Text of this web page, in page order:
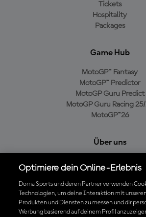
Tickets
Hospitality
Packages
Game Hub
MotoGP™ Fantasy
MotoGP™ Predictor
MotoGP Guru Predict
MotoGP Guru Racing
MotoGP™26
Über uns
Cookie-Richtlinien
Kaufrichtlinie
Optimiere dein Online-Erlebnis
Dorna Sports und deren Partner verwenden
Technologien, um deine Interaktion mit
Produkten und Diensten zu messen und dir
Werbung basierend auf deinem Profil